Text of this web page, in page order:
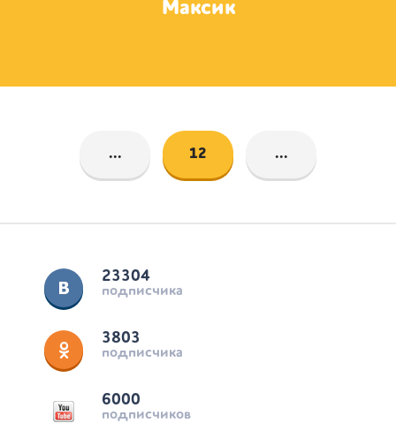
Максик
... 12 ...
23304
подписчика
3803
подписчика
6000
подписчиков